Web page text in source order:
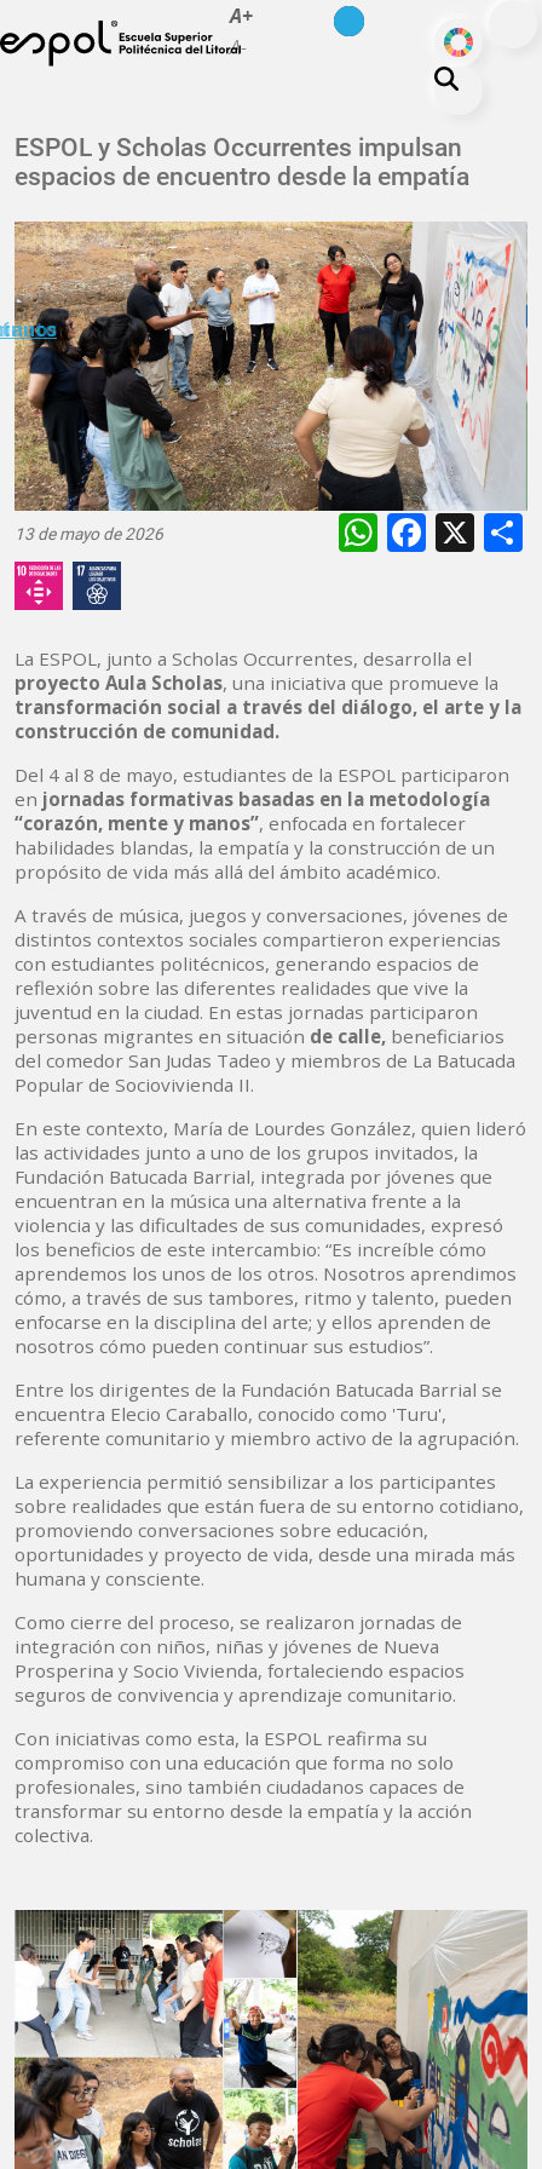
Pasar al contenido principal
A+
A-
ODS
La ESPOL
Educación
Vida politécnica
Investigación
Nuestra Huella
Transparencia
ESPOL y Scholas Occurrentes impulsan
espacios de encuentro desde la empatía
13 de mayo de 2026 X
La ESPOL, junto a Scholas Occurrentes, desarrolla el
proyecto Aula Scholas, una iniciativa que promueve la
transformación social a través del diálogo, el arte y la
construcción de comunidad.
Del 4 al 8 de mayo, estudiantes de la ESPOL participaron
en jornadas formativas basadas en la metodología
“corazón, mente y manos”, enfocada en fortalecer
habilidades blandas, la empatía y la construcción de un
propósito de vida más allá del ámbito académico.
A través de música, juegos y conversaciones, jóvenes de
distintos contextos sociales compartieron experiencias
con estudiantes politécnicos, generando espacios de
reflexión sobre las diferentes realidades que vive la
juventud en la ciudad. En estas jornadas participaron
personas migrantes en situación de calle, beneficiarios
del comedor San Judas Tadeo y miembros de La Batucada
Popular de Sociovivienda II.
En este contexto, María de Lourdes González, quien lideró
las actividades junto a uno de los grupos invitados, la
Fundación Batucada Barrial, integrada por jóvenes que
encuentran en la música una alternativa frente a la
violencia y las dificultades de sus comunidades, expresó
los beneficios de este intercambio: “Es increíble cómo
aprendemos los unos de los otros. Nosotros aprendimos
cómo, a través de sus tambores, ritmo y talento, pueden
enfocarse en la disciplina del arte; y ellos aprenden de
nosotros cómo pueden continuar sus estudios”.
Entre los dirigentes de la Fundación Batucada Barrial se
encuentra Elecio Caraballo, conocido como 'Turu',
referente comunitario y miembro activo de la agrupación.
La experiencia permitió sensibilizar a los participantes
sobre realidades que están fuera de su entorno cotidiano,
promoviendo conversaciones sobre educación,
oportunidades y proyecto de vida, desde una mirada más
humana y consciente.
Como cierre del proceso, se realizaron jornadas de
integración con niños, niñas y jóvenes de Nueva
Prosperina y Socio Vivienda, fortaleciendo espacios
seguros de convivencia y aprendizaje comunitario.
Con iniciativas como esta, la ESPOL reafirma su
compromiso con una educación que forma no solo
profesionales, sino también ciudadanos capaces de
transformar su entorno desde la empatía y la acción
colectiva.